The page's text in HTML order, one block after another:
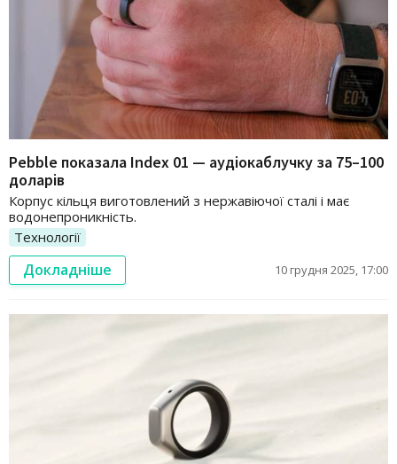
Pebble показала Index 01 — аудіокаблучку за 75–100
доларів
Корпус кільця виготовлений з нержавіючої сталі і має
водонепроникність.
Технології
Докладніше 10 грудня 2025, 17:00